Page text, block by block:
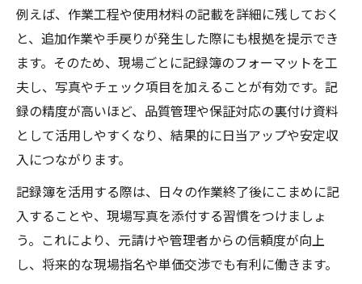
例えば、作業工程や使用材料の記載を詳細に残しておく
と、追加作業や手戻りが発生した際にも根拠を提示でき
ます。そのため、現場ごとに記録簿のフォーマットを工
夫し、写真やチェック項目を加えることが有効です。記
録の精度が高いほど、品質管理や保証対応の裏付け資料
として活用しやすくなり、結果的に日当アップや安定収
入につながります。
記録簿を活用する際は、日々の作業終了後にこまめに記
入することや、現場写真を添付する習慣をつけましょ
う。これにより、元請けや管理者からの信頼度が向上
し、将来的な現場指名や単価交渉でも有利に働きます。